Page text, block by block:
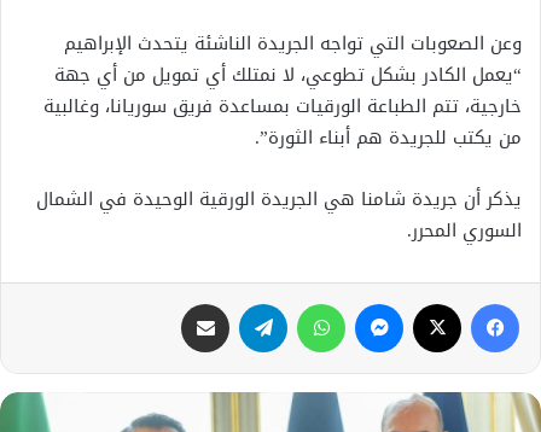
وعن الصعوبات التي تواجه الجريدة الناشئة يتحدث الإبراهيم
“يعمل الكادر بشكل تطوعي، لا نمتلك أي تمويل من أي جهة
خارجية، تتم الطباعة الورقيات بمساعدة فريق سوريانا، وغالبية
من يكتب للجريدة هم أبناء الثورة”.
يذكر أن جريدة شامنا هي الجريدة الورقية الوحيدة في الشمال
السوري المحرر.
فيسبوك ماسنجر واتساب تيلقرام